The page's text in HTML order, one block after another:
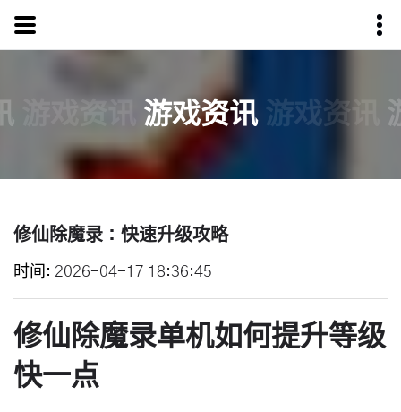
游戏资讯 游戏资讯
修仙除魔录：快速升级攻略
时间 2026-04-17 18:36:45
修仙除魔录单机如何提升等级
快一点